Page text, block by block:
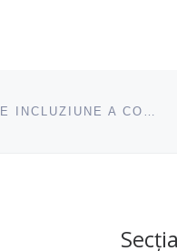
CFCL ABORDEAZĂ DIFICILUL DRUM CĂTRE INCLUZIUNE A COPIILOR CU AUTISM